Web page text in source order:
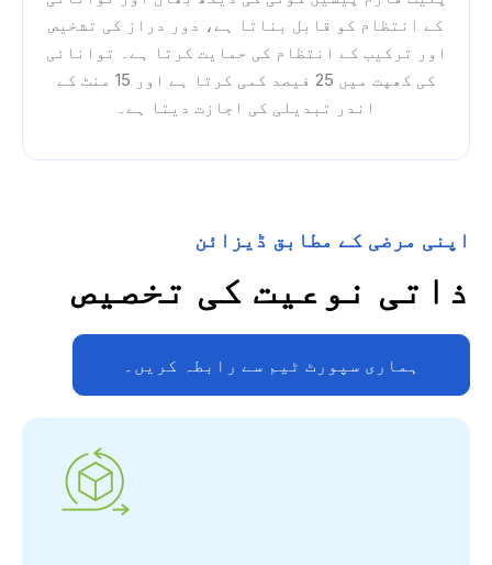
کے انتظام کو قابل بناتا ہے، دور دراز کی تشخیص
اور ترکیب کے انتظام کی حمایت کرتا ہے۔ توانائی
کی کھپت میں 25 فیصد کمی کرتا ہے اور 15 منٹ کے
اندر تبدیلی کی اجازت دیتا ہے۔
اپنی مرضی کے مطابق ڈیزائن
ذاتی نوعیت کی تخصیص
ہماری سپورٹ ٹیم سے رابطہ کریں۔